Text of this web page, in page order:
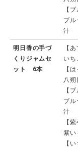
【
ブ
汁
明日香の手づ
くりジャムセ
ット 6本
【
い
【
八
【
ブ
汁
【
紫い
【